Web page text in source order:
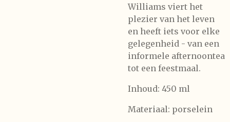
Williams viert het
plezier van het leven
en heeft iets voor elke
gelegenheid - van een
informele afternoontea
tot een feestmaal.
Inhoud: 450 ml
Materiaal: porselein